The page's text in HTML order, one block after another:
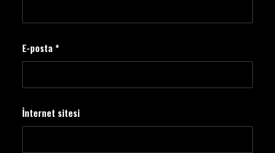
E-posta *
İnternet sitesi